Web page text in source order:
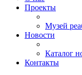
Проекты
Музей
Новости
Каталог
Контакты